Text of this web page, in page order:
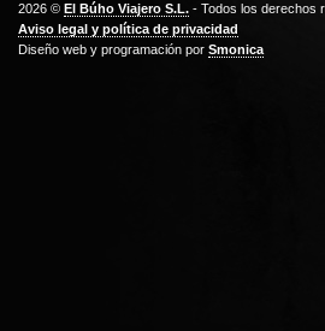
2026 © El Búho Viajero S.L. - Todos los derechos
Aviso legal y política de privacidad
Diseño web y programación por Smonica